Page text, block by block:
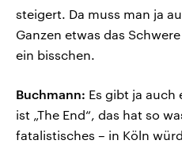
steigert. Da muss man ja
Ganzen etwas das
ein bisschen.
Buchmann: Es gibt ja auch
ist „The End“, das hat so
fatalistisches – in Köln